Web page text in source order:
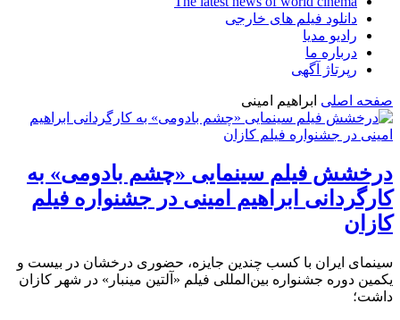
دانلود فیلم های خارجی
رادیو مدیا
درباره ما
رپرتاژ آگهی
صفحه اصلی ابراهیم امینی
درخشش فیلم سینمایی «چشم بادومی» به
کارگردانی ابراهیم امینی در جشنواره فیلم
کازان
سینمای ایران با کسب چندین جایزه، حضوری درخشان در بیست و
یکمین دوره جشنواره بین‌المللی فیلم «آلتین مینبار» در شهر کازان
داشت؛